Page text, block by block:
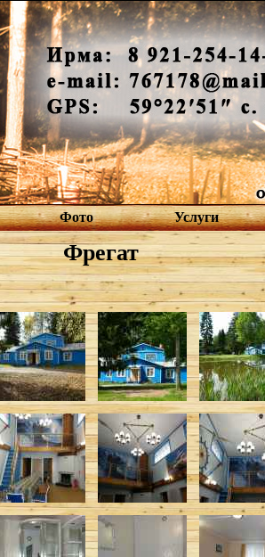
Фото Услуги
Фрегат